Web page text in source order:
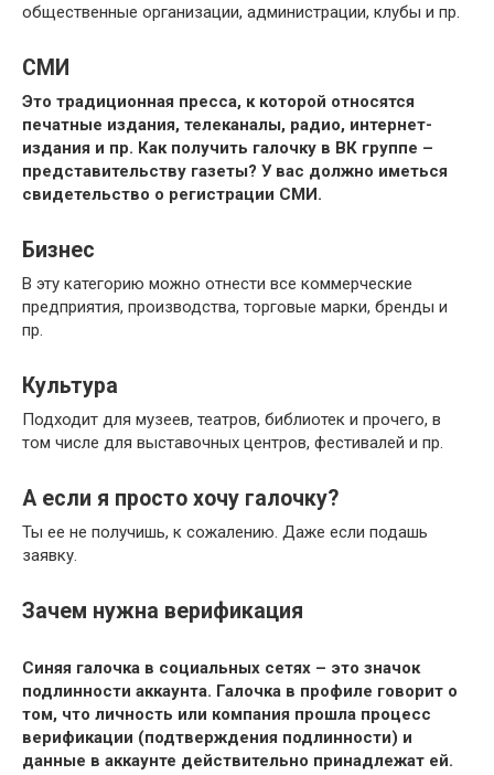
общественные организации, администрации, клубы и пр.
СМИ
Это традиционная пресса, к которой относятся
печатные издания, телеканалы, радио, интернет-
издания и пр. Как получить галочку в ВК группе –
представительству газеты? У вас должно иметься
свидетельство о регистрации СМИ.
Бизнес
В эту категорию можно отнести все коммерческие
предприятия, производства, торговые марки, бренды и
пр.
Культура
Подходит для музеев, театров, библиотек и прочего, в
том числе для выставочных центров, фестивалей и пр.
А если я просто хочу галочку?
Ты ее не получишь, к сожалению. Даже если подашь
заявку.
Зачем нужна верификация
Синяя галочка в социальных сетях – это значок
подлинности аккаунта. Галочка в профиле говорит о
том, что личность или компания прошла процесс
верификации (подтверждения подлинности) и
данные в аккаунте действительно принадлежат ей.